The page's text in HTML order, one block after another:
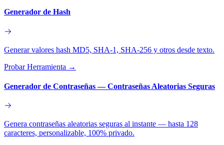
Generador de Hash
Generar valores hash MD5, SHA-1, SHA-256 y otros desde texto.
Probar Herramienta →
Generador de Contraseñas — Contraseñas Aleatorias Seguras
Genera contraseñas aleatorias seguras al instante — hasta 128
caracteres, personalizable, 100% privado.